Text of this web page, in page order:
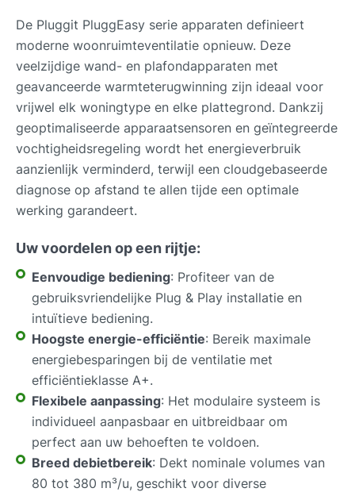
De Pluggit PluggEasy serie apparaten definieert
moderne woonruimteventilatie opnieuw. Deze
veelzijdige wand- en plafondapparaten met
geavanceerde warmteterugwinning zijn ideaal voor
vrijwel elk woningtype en elke plattegrond. Dankzij
geoptimaliseerde apparaatsensoren en geïntegreerde
vochtigheidsregeling wordt het energieverbruik
aanzienlijk verminderd, terwijl een cloudgebaseerde
diagnose op afstand te allen tijde een optimale
werking garandeert.
Uw voordelen op een rijtje:
Eenvoudige bediening: Profiteer van de
gebruiksvriendelijke Plug & Play installatie en
intuïtieve bediening.
Hoogste energie-efficiëntie: Bereik maximale
energiebesparingen bij de ventilatie met
efficiëntieklasse A+.
Flexibele aanpassing: Het modulaire systeem is
individueel aanpasbaar en uitbreidbaar om
perfect aan uw behoeften te voldoen.
Breed debietbereik: Dekt nominale volumes van
80 tot 380 m³/u, geschikt voor diverse